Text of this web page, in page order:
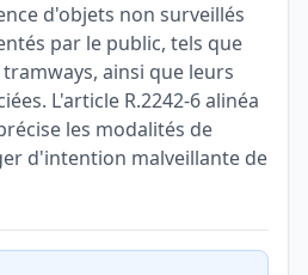
d'objets non surveillés
par le public, tels que
ainsi que leurs
L'article R.2242-6 alinéa
les modalités de
d'intention malveillante de